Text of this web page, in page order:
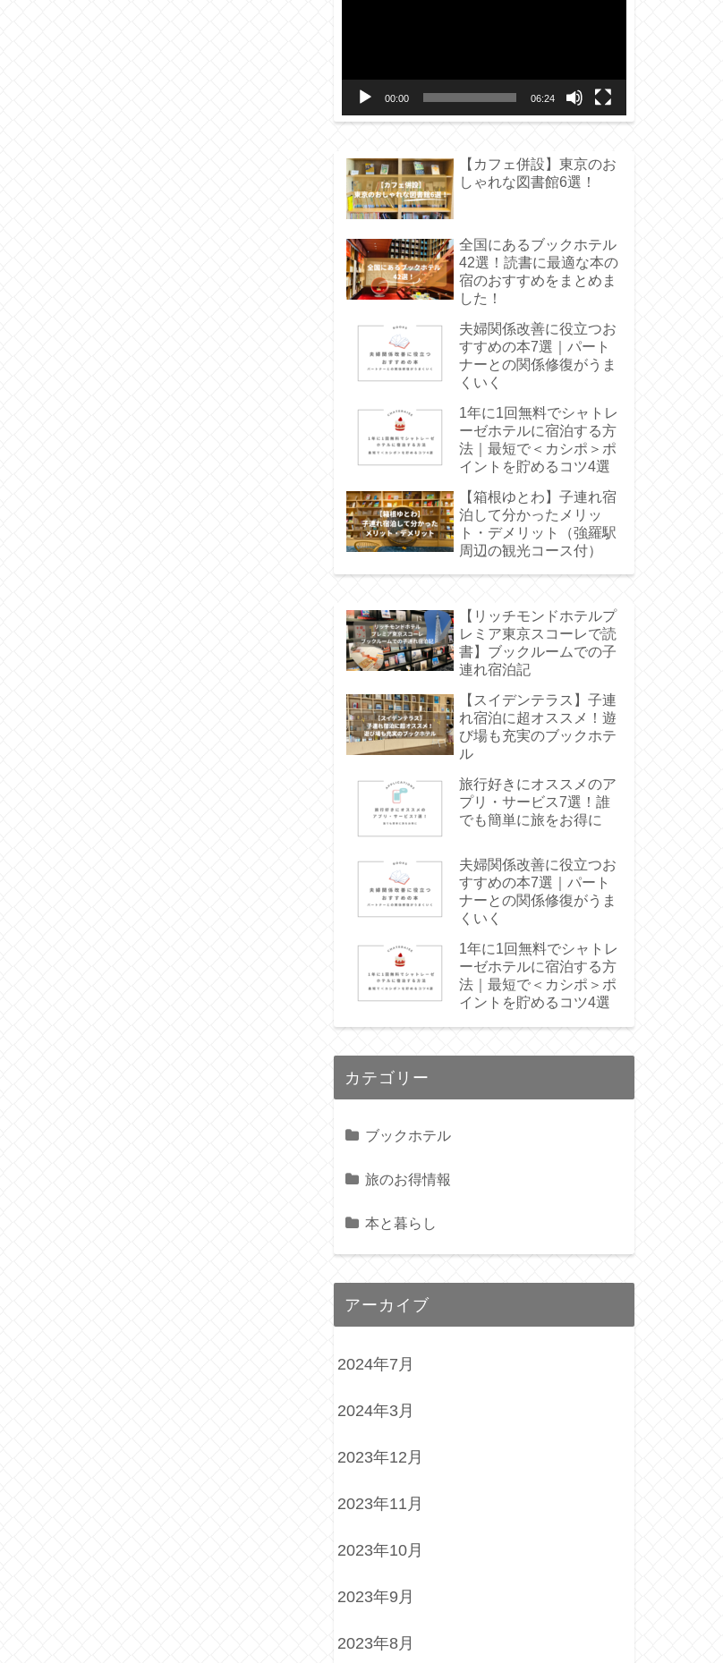
00:00 06:24
【カフェ併設】東京のお
しゃれな図書館6選！
全国にあるブックホテル
42選！読書に最適な本の
宿のおすすめをまとめま
した！
夫婦関係改善に役立つお
すすめの本7選｜パート
ナーとの関係修復がうま
くいく
1年に1回無料でシャトレ
ーゼホテルに宿泊する方
法｜最短で＜カシポ＞ポ
イントを貯めるコツ4選
【箱根ゆとわ】子連れ宿
泊して分かったメリッ
ト・デメリット（強羅駅
周辺の観光コース付）
【リッチモンドホテルプ
レミア東京スコーレで読
書】ブックルームでの子
連れ宿泊記
【スイデンテラス】子連
れ宿泊に超オススメ！遊
び場も充実のブックホテ
ル
旅行好きにオススメのア
プリ・サービス7選！誰
でも簡単に旅をお得に
夫婦関係改善に役立つお
すすめの本7選｜パート
ナーとの関係修復がうま
くいく
1年に1回無料でシャトレ
ーゼホテルに宿泊する方
法｜最短で＜カシポ＞ポ
イントを貯めるコツ4選
カテゴリー
ブックホテル
旅のお得情報
本と暮らし
アーカイブ
2024年7月
2024年3月
2023年12月
2023年11月
2023年10月
2023年9月
2023年8月